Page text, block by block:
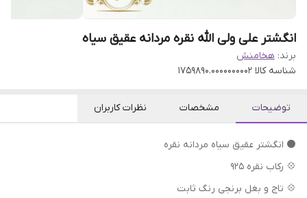
انگشتر علی ولی الله نقره مردانه عقیق سیاه
برند: هخامنش
شناسه کالا 1759890.0000000002
توضیحات مشخصات نظرات کاربران
⚫ انگشتر عقیق سیاه مردانه نقره
💠 رکاب نقره 925
💠 تاج و بغل برنجی رنگ ثابت